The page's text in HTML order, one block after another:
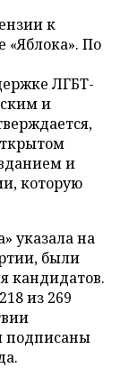
к
По
ЛГБТ-
и
и
которую
указала на
были
кандидатов.
из 269
подписаны